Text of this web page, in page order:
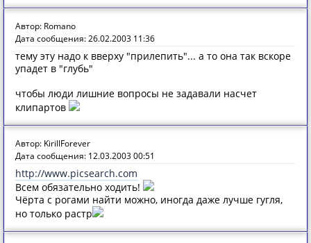
Автор: Romano
Дата сообщения: 26.02.2003 11:36
тему эту надо к вверху "прилепить"... а то она так вскоре
упадет в "глубь"
чтобы люди лишние вопросы не задавали насчет
клипартов
Автор: KirillForever
Дата сообщения: 12.03.2003 00:51
http://www.picsearch.com
Всем обязательно ходить!
Чёрта с рогами найти можно, иногда даже лучше гугля,
но только растр